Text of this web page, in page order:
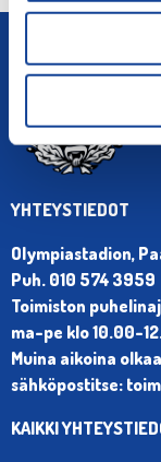
YHTEYSTIEDOT
Olympiastadion,
Puh. 010 574 3959
Toimiston
ma-pe klo 10.00-
Muina aikoina
sähköpostitse:
KAIKKI